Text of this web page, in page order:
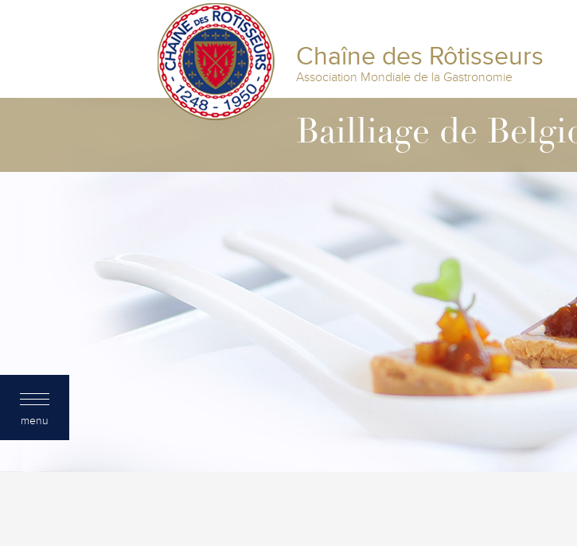
menu
Chaîne des Rôtisseurs
Association Mondiale de la Gastronomie
Bailliage de